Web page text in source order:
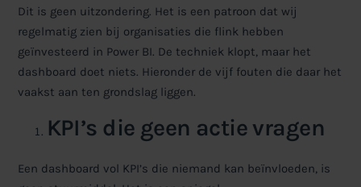
Dit is geen uitzondering. Het is een patroon dat wij
regelmatig zien bij organisaties die flink hebben
geïnvesteerd in Power BI. De techniek klopt, maar het
dashboard doet niets. Hieronder de vijf fouten die daar het
vaakst aan ten grondslag liggen.
KPI’s die geen actie vragen
Een dashboard vol KPI’s die niemand kan beïnvloeden, is